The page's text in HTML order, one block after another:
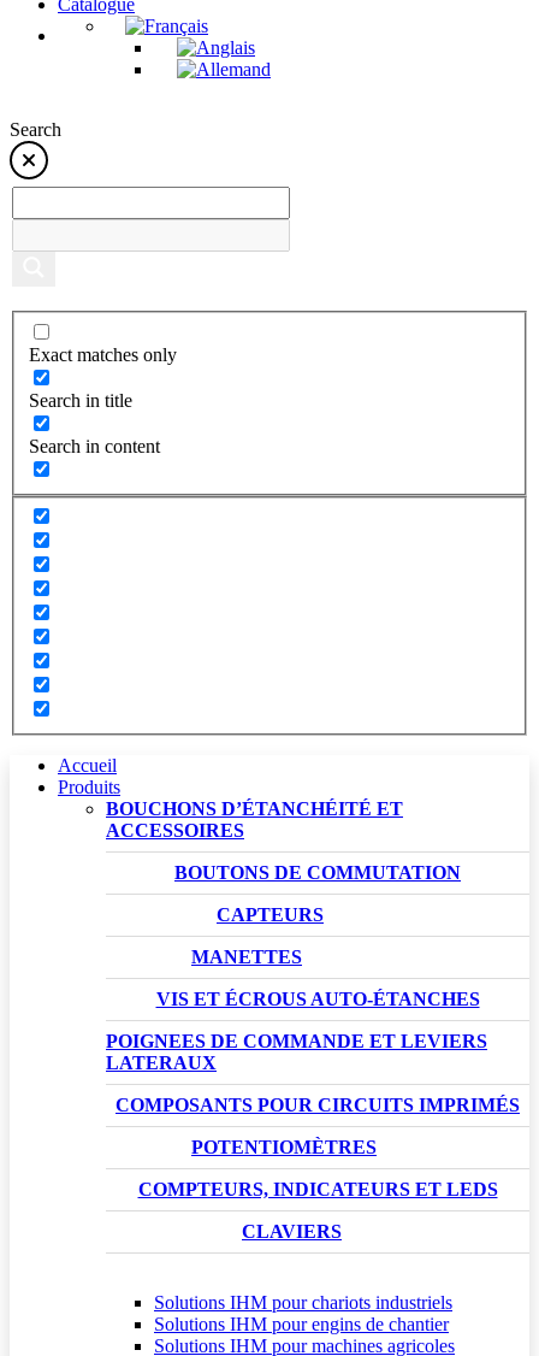
Catalogue
Search
Exact matches only
Search in title
Search in content
Accueil
Produits
BOUCHONS D’ÉTANCHÉITÉ ET
ACCESSOIRES
BOUTONS DE COMMUTATION
CAPTEURS
MANETTES
VIS ET ÉCROUS AUTO-ÉTANCHES
POIGNEES DE COMMANDE ET LEVIERS
LATERAUX
COMPOSANTS POUR CIRCUITS IMPRIMÉS
POTENTIOMÈTRES
COMPTEURS, INDICATEURS ET LEDS
CLAVIERS
Solutions IHM pour chariots industriels
Solutions IHM pour engins de chantier
Solutions IHM pour machines agricoles